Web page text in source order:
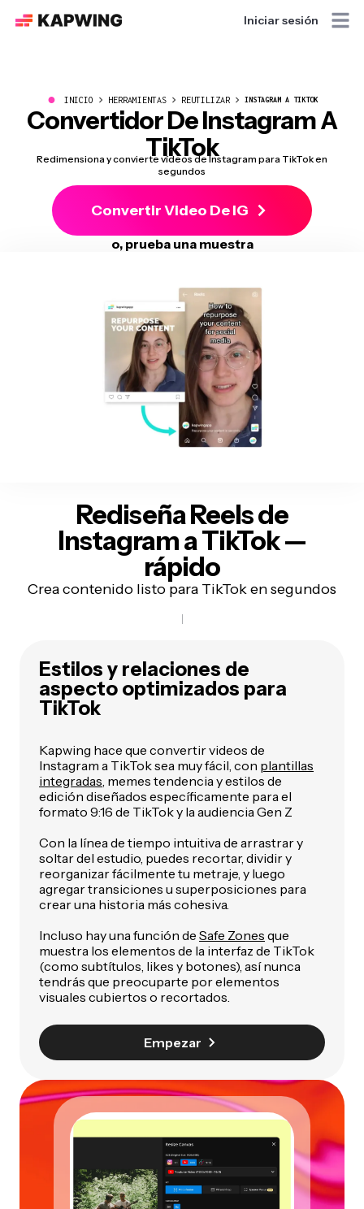
Iniciar sesión
● INICIO HERRAMIENTAS REUTILIZAR INSTAGRAM A TIKTOK
Convertidor De Instagram A
TikTok
Redimensiona y convierte vídeos de Instagram para TikTok en
segundos
Convertir Video De IG
o, prueba una muestra
Rediseña Reels de
Instagram a TikTok—
rápido
Crea contenido listo para TikTok en segundos
Estilos y relaciones de
aspecto optimizados para
TikTok
Kapwing hace que convertir videos de
Instagram a TikTok sea muy fácil, con plantillas
integradas , memes tendencia y estilos de
edición diseñados específicamente para el
formato 9:16 de TikTok y la audiencia Gen Z
Con la línea de tiempo intuitiva de arrastrar y
soltar del estudio, puedes recortar, dividir y
reorganizar fácilmente tu metraje, y luego
agregar transiciones u superposiciones para
crear una historia más cohesiva.
Incluso hay una función de Safe Zones que
muestra los elementos de la interfaz de TikTok
(como subtítulos, likes y botones), así nunca
tendrás que preocuparte por elementos
visuales cubiertos o recortados.
Empezar